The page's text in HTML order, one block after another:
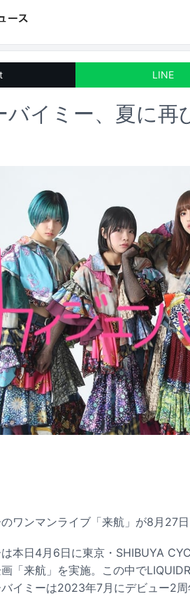
LINE
バイミー、夏に再
ワンマンライブ「来航」が8月27
本日4月6日に東京・SHIBUYA
「来航」を実施。この中で
イミーは2023年7月にデビュー2